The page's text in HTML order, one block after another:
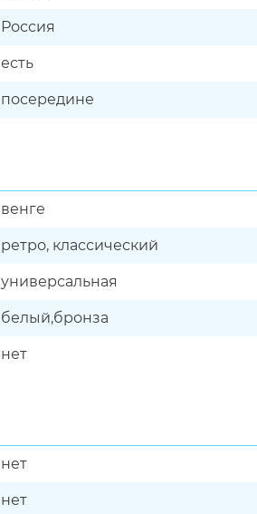
Россия
есть
посередине
венге
ретро, классический
универсальная
белый,бронза
нет
нет
нет